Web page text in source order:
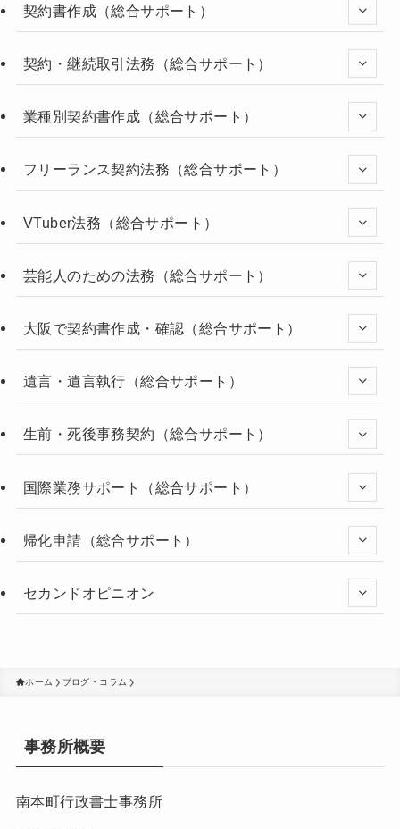
契約書作成（総合サポート）
契約・継続取引法務（総合サポート）
業種別契約書作成（総合サポート）
フリーランス契約法務（総合サポート）
VTuber法務（総合サポート）
芸能人のための法務（総合サポート）
大阪で契約書作成・確認（総合サポート）
遺言・遺言執行（総合サポート）
生前・死後事務契約（総合サポート）
国際業務サポート（総合サポート）
帰化申請（総合サポート）
セカンドオピニオン
ホーム ブログ・コラム
事務所概要
南本町行政書士事務所